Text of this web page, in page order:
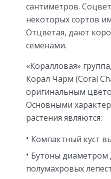
сантиметров.
некоторых сортов
Отцветая, дают
семенами.
«Коралловая»
Корал Чарм (Coral
оригинальным
Основными
растения являются:
Компактный куст
Бутоны диаметром
полумахровых